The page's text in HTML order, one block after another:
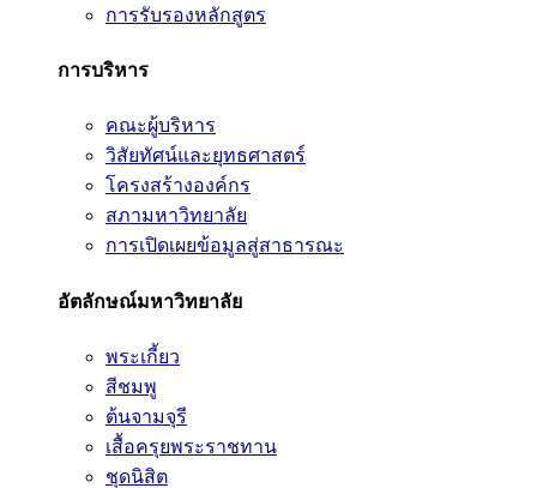
การรับรองหลักสูตร
การบริหาร
คณะผู้บริหาร
วิสัยทัศน์และยุทธศาสตร์
โครงสร้างองค์กร
สภามหาวิทยาลัย
การเปิดเผยข้อมูลสู่สาธารณะ
อัตลักษณ์มหาวิทยาลัย
พระเกี้ยว
สีชมพู
ต้นจามจุรี
เสื้อครุยพระราชทาน
ชุดนิสิต